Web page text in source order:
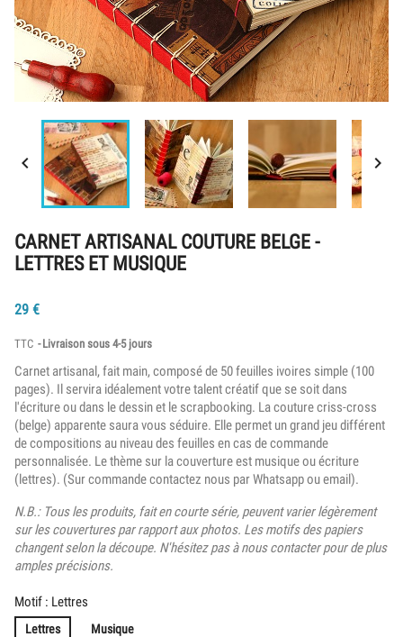
 
CARNET ARTISANAL COUTURE BELGE -
LETTRES ET MUSIQUE
29 €
TTC Livraison sous 4-5 jours
Carnet artisanal, fait main, composé de 50 feuilles ivoires simple (100
pages). Il servira idéalement votre talent créatif que se soit dans
l'écriture ou dans le dessin et le scrapbooking. La couture criss-cross
(belge) apparente saura vous séduire. Elle permet un grand jeu différent
de compositions au niveau des feuilles en cas de commande
personnalisée. Le thème sur la couverture est musique ou écriture
(lettres). (Sur commande contactez nous par Whatsapp ou email).
N.B.: Tous les produits, fait en courte série, peuvent varier légèrement
sur les couvertures par rapport aux photos. Les motifs des papiers
changent selon la découpe. N'hésitez pas à nous contacter pour de plus
amples précisions.
Motif : Lettres
Lettres Musique